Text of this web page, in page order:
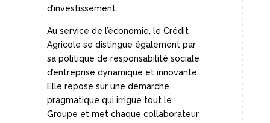
d’investissement.
Au service de l’économie, le Crédit
Agricole se distingue également par
sa politique de responsabilité sociale
d’entreprise dynamique et innovante.
Elle repose sur une démarche
pragmatique qui irrigue tout le
Groupe et met chaque collaborateur